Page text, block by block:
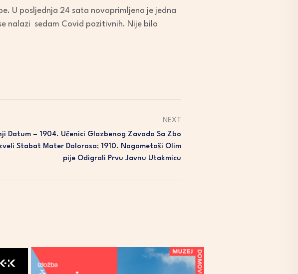
U posljednja 24 sata novoprimljena je jedna
nalazi sedam Covid pozitivnih. Nije bilo
NEXT
Datum – 1904. Učenici Glazbenog Zavoda Sa Zbo
Stabat Mater Dolorosa; 1910. Nogometaši Olim
Pije Odigrali Prvu Javnu Utakmicu